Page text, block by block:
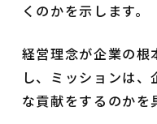
くのかを示します。
経営理念が企業の根
し、ミッションは
な貢献をするのかを